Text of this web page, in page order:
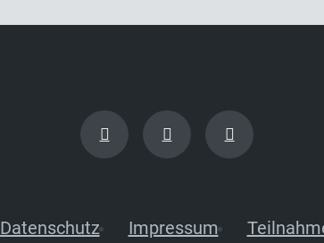
Datenschutz Impressum